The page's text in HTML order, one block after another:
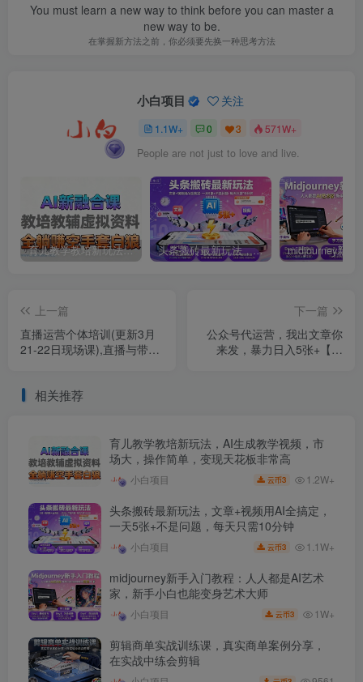
You must learn a new way to think before you can master a
new way to be.
在掌握新方法之前，你必须要先换一种思考方法
小白项目 关注
1.1W+ 0 3 571W+
People are not just to love and live.
育儿教学教培新玩法，AI生成教学视频，市场大，操作简单，变现天花板非常高 头条搬砖最新玩法，文章+视频用AI全搞定，一天5张+不是问题，每天只需10分钟
上一篇
直播运营个体培训(更新3月
21-22日现场课),直播与带货
下一篇
公众号代运营，我出文章你
来发，暴力日入5张+【揭
相关推荐
育儿教学教培新玩法，AI生成教学视频，市
场大，操作简单，变现天花板非常高
小白项目 云币3 1.2W+
头条搬砖最新玩法，文章+视频用AI全搞定，
一天5张+不是问题，每天只需10分钟
小白项目 云币3 1.1W+
midjourney新手入门教程：人人都是AI艺术
家，新手小白也能变身艺术大师
小白项目 云币3 1W+
剪辑商单实战训练课，真实商单案例分享，
在实战中练会剪辑